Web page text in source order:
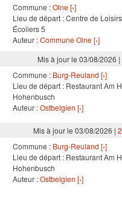
Commune :Olne [›]
Lieu de départ : Centre de
Écoliers 5
Auteur :Commune Olne [›]
Mis à jour le 03/08/2026 |
Commune : Burg-Reuland [›]
Lieu de départ : Restaurant Am
Hohenbusch
Auteur :Ostbelgien [›]
Mis à jour le 03/08/2026 |
Commune : Burg-Reuland [›]
Lieu de départ : Restaurant Am
Hohenbusch
Auteur :Ostbelgien [›]